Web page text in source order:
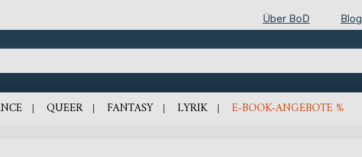
Über BoD Blog
QUEER FANTASY LYRIK E-BOOK-ANGEBOTE %